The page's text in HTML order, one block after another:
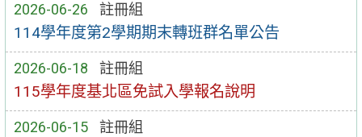
2026-06-26 註冊組
114學年度第2學期期末轉班群名單公告
2026-06-18 註冊組
115學年度基北區免試入學報名說明
2026-06-15 註冊組